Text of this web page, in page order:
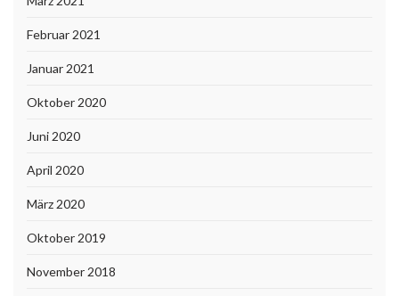
Februar 2021
Januar 2021
Oktober 2020
Juni 2020
April 2020
März 2020
Oktober 2019
November 2018